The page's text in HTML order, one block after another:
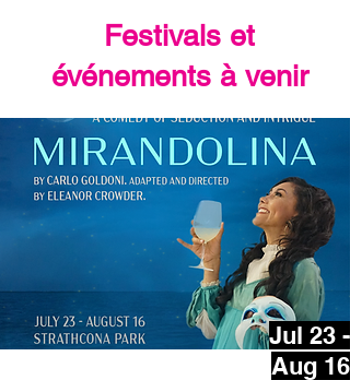
Festivals et
événements à venir
Jul 23 -
Aug 16